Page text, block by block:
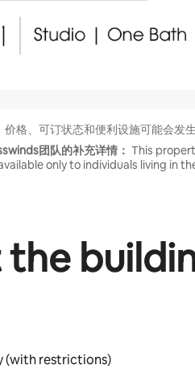
价格、可订状态和便利设施可能会发
团队的补充详情： This
only to individuals living in
(with restrictions)